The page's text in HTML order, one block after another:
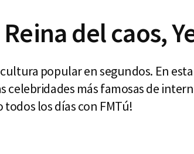
Reina del caos,
popular en segundos. En
celebridades más famosas de
todos los días con FMTú!